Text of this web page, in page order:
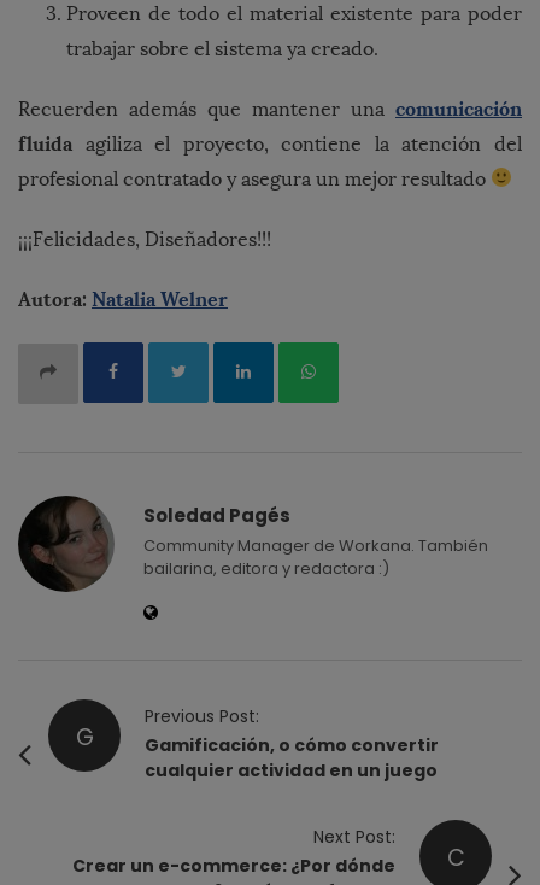
Proveen de todo el material existente para poder
trabajar sobre el sistema ya creado.
Recuerden además que mantener una comunicación
fluida agiliza el proyecto, contiene la atención del
profesional contratado y asegura un mejor resultado
¡¡¡Felicidades, Diseñadores!!!
Autora: Natalia Welner
Soledad Pagés
Community Manager de Workana. También
bailarina, editora y redactora :)
G
Previous Post:
Gamificación, o cómo convertir
cualquier actividad en un juego
C
Next Post:
Crear un e-commerce: ¿Por dónde